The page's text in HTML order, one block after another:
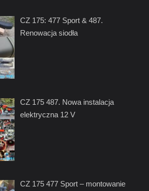
CZ 175: 477 Sport & 487.
Renowacja siodła
CZ 175 487. Nowa instalacja
elektryczna 12 V
CZ 175 477 Sport – montowanie